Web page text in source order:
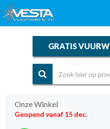
GRATIS
Onze Winkel
Geopend vanaf 15 dec.